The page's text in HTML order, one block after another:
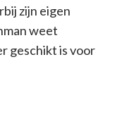
zijn eigen
weet
geschikt is voor